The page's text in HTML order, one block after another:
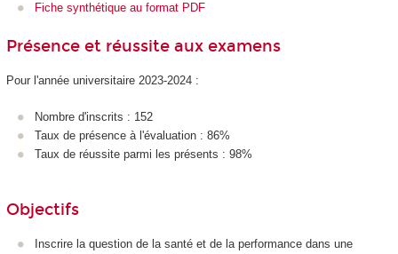
Fiche synthétique au format PDF
Présence et réussite aux examens
Pour l'année universitaire 2023-2024 :
Nombre d'inscrits : 152
Taux de présence à l'évaluation : 86%
Taux de réussite parmi les présents : 98%
Objectifs
Inscrire la question de la santé et de la performance dans une